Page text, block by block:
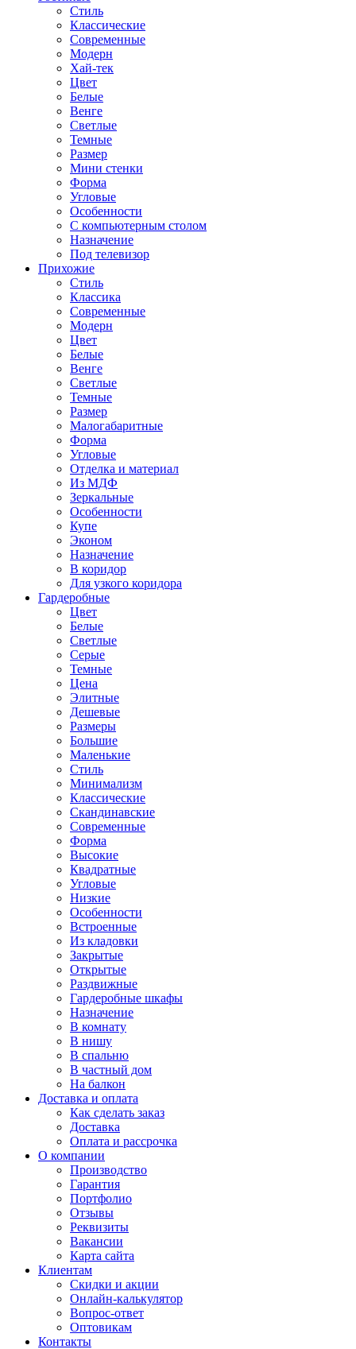
Стиль
Классические
Современные
Модерн
Хай-тек
Цвет
Белые
Венге
Светлые
Темные
Размер
Мини стенки
Форма
Угловые
Особенности
С компьютерным столом
Назначение
Под телевизор
Прихожие
Стиль
Классика
Современные
Модерн
Цвет
Белые
Венге
Светлые
Темные
Размер
Малогабаритные
Форма
Угловые
Отделка и материал
Из МДФ
Зеркальные
Особенности
Купе
Эконом
Назначение
В коридор
Для узкого коридора
Гардеробные
Цвет
Белые
Светлые
Серые
Темные
Цена
Элитные
Дешевые
Размеры
Большие
Маленькие
Стиль
Минимализм
Классические
Скандинавские
Современные
Форма
Высокие
Квадратные
Угловые
Низкие
Особенности
Встроенные
Из кладовки
Закрытые
Открытые
Раздвижные
Гардеробные шкафы
Назначение
В комнату
В нишу
В спальню
В частный дом
На балкон
Доставка и оплата
Как сделать заказ
Доставка
Оплата и рассрочка
О компании
Производство
Гарантия
Портфолио
Отзывы
Реквизиты
Вакансии
Карта сайта
Клиентам
Скидки и акции
Онлайн-калькулятор
Вопрос-ответ
Оптовикам
Контакты